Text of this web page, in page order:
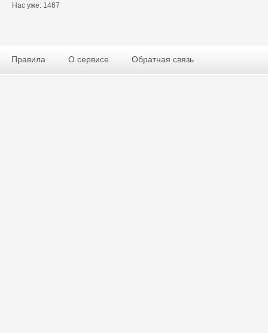
Нас уже: 1467
Правила О сервисе Обратная связь